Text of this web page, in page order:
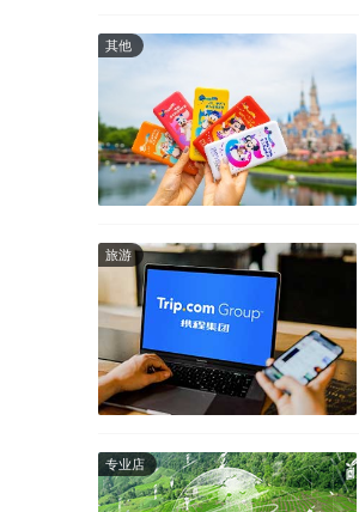
其他
旅游
专业店